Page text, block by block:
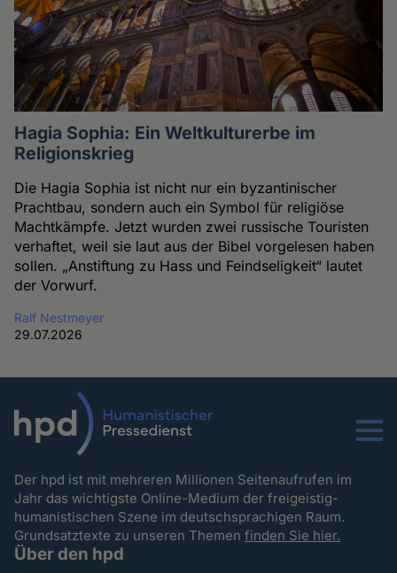
Hagia Sophia: Ein Weltkulturerbe im
Religionskrieg
Die Hagia Sophia ist nicht nur ein byzantinischer
Prachtbau, sondern auch ein Symbol für religiöse
Machtkämpfe. Jetzt wurden zwei russische Touristen
verhaftet, weil sie laut aus der Bibel vorgelesen haben
sollen. „Anstiftung zu Hass und Feindseligkeit“ lautet
der Vorwurf.
Ralf Nestmeyer
29.07.2026
Menu
Der hpd ist mit mehreren Millionen Seitenaufrufen im
Jahr das wichtigste Online-Medium der freigeistig-
humanistischen Szene im deutschsprachigen Raum.
Grundsatztexte zu unseren Themenfinden Sie hier.
Über den hpd